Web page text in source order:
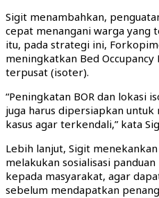
Sigit menambahkan,
cepat menangani warga yang
itu, pada strategi ini,
meningkatkan Bed Occupancy
terpusat (isoter).
“Peningkatan BOR dan lokasi
juga harus dipersiapkan
kasus agar terkendali,” kata
Lebih lanjut, Sigit
melakukan sosialisasi
kepada masyarakat, agar
sebelum mendapatkan